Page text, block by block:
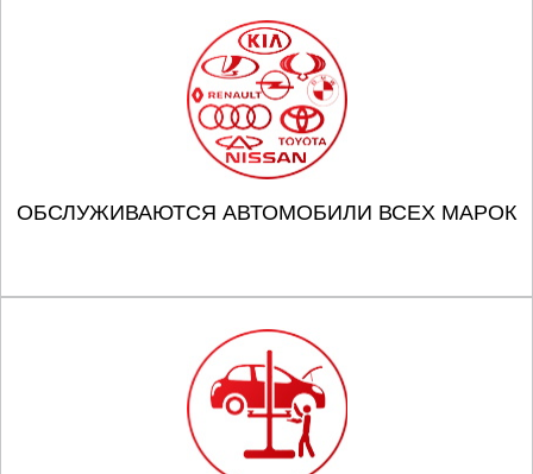
ОБСЛУЖИВАЮТСЯ АВТОМОБИЛИ ВСЕХ МАРОК